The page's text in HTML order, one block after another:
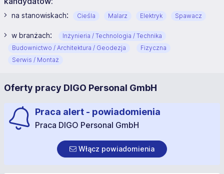
na stanowiskach: Cieśla Malarz Elektryk Spawacz
w branżach:
Inżynieria / Technologia / Technika
Budownictwo / Architektura / Geodezja
Fizyczna
Serwis / Montaż
Oferty pracy DIGO Personal GmbH
Praca alert - powiadomienia
Praca DIGO Personal GmbH
Włącz powiadomienia